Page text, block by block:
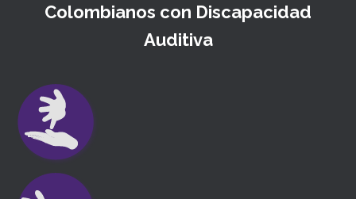
Colombianos con Discapacidad
Auditiva